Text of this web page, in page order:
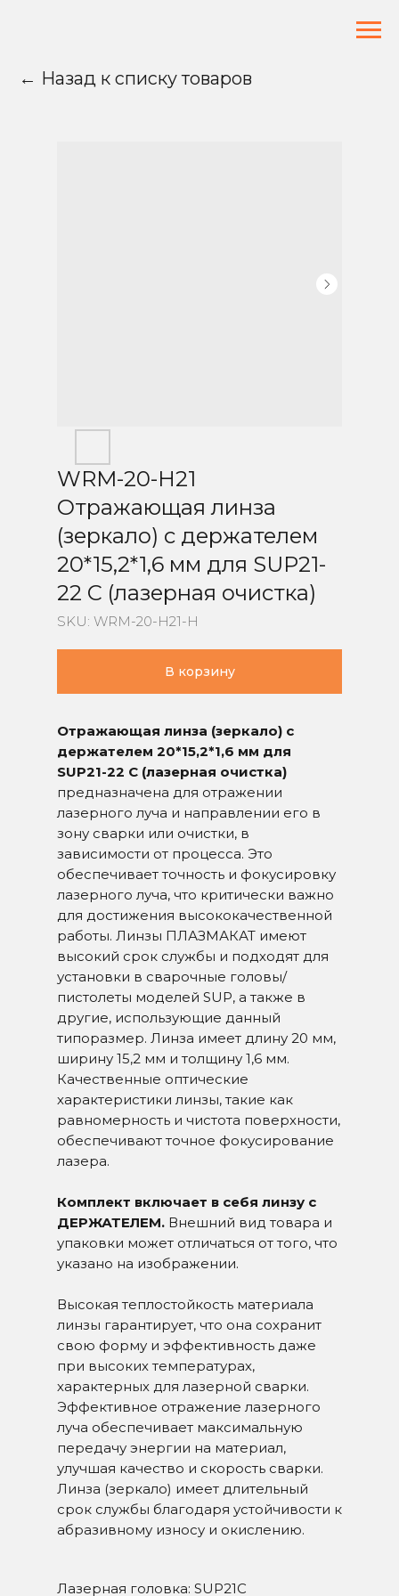
WRM-20-H21
Отражающая линза
(зеркало) с держателем
20*15,2*1,6 мм для SUP21-
22 C (лазерная очистка)
SKU: WRM-20-H21-H
В корзину
Отражающая линза (зеркало) с
держателем 20*15,2*1,6 мм для
SUP21-22 C (лазерная очистка)
предназначена для отражении
лазерного луча и направлении его в
зону сварки или очистки, в
зависимости от процесса. Это
обеспечивает точность и фокусировку
лазерного луча, что критически важно
для достижения высококачественной
работы. Линзы ПЛАЗМАКАТ имеют
высокий срок службы и подходят для
установки в сварочные головы/
пистолеты моделей SUP, а также в
другие, использующие данный
типоразмер. Линза имеет длину 20 мм,
ширину 15,2 мм и толщину 1,6 мм.
Качественные оптические
характеристики линзы, такие как
равномерность и чистота поверхности,
обеспечивают точное фокусирование
лазера.
Комплект включает в себя линзу с
ДЕРЖАТЕЛЕМ. Внешний вид товара и
упаковки может отличаться от того, что
указано на изображении.
Высокая теплостойкость материала
линзы гарантирует, что она сохранит
свою форму и эффективность даже
при высоких температурах,
характерных для лазерной сварки.
Эффективное отражение лазерного
луча обеспечивает максимальную
передачу энергии на материал,
улучшая качество и скорость сварки.
Линза (зеркало) имеет длительный
срок службы благодаря устойчивости к
абразивному износу и окислению.
Лазерная головка: SUP21С